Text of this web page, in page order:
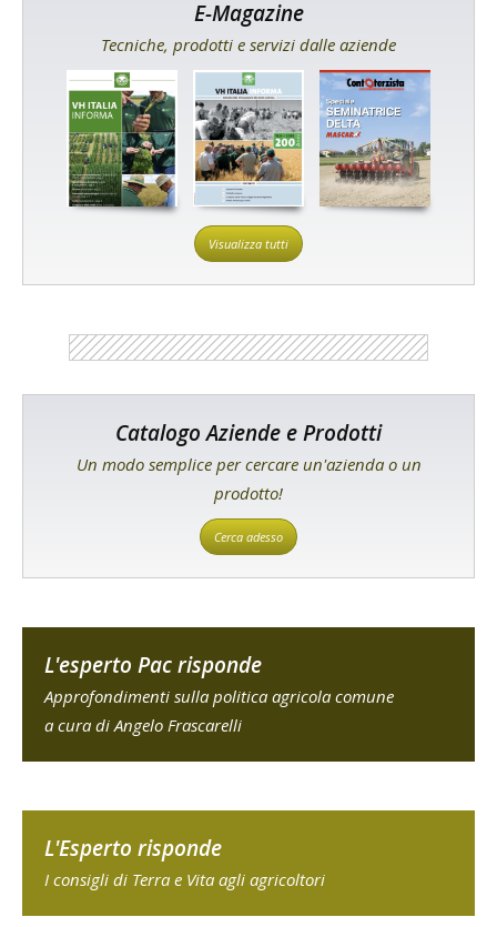
E-Magazine
Tecniche, prodotti e servizi dalle aziende
Visualizza tutti
Catalogo Aziende e Prodotti
Un modo semplice per cercare un'azienda o un
prodotto!
Cerca adesso
L'esperto Pac risponde
Approfondimenti sulla politica agricola comune
a cura di Angelo Frascarelli
L'Esperto risponde
I consigli di Terra e Vita agli agricoltori